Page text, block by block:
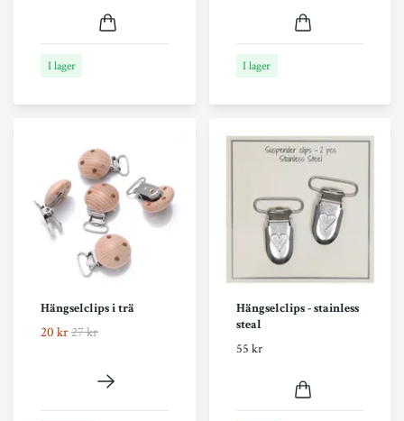
I lager I lager
Hängselclips i trä
20 kr27 kr
Hängselclips - stainless
steal
55 kr